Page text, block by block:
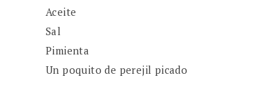
Aceite
Sal
Pimienta
Un poquito de perejil picado